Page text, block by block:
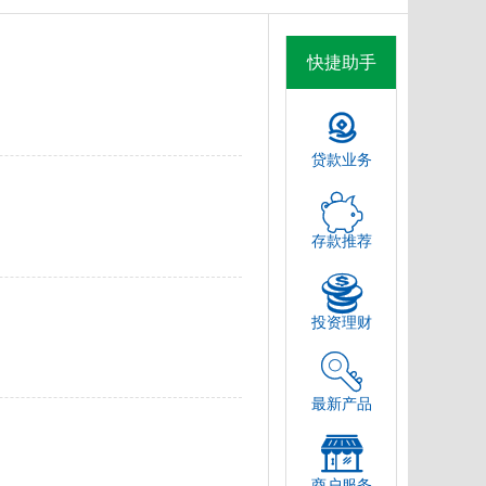
快捷助手
贷款业务
存款推荐
投资理财
最新产品